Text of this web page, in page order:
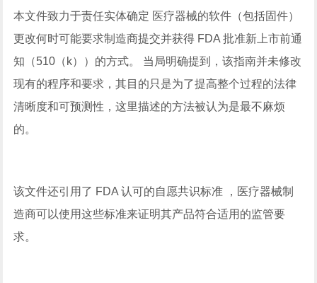
本文件致力于责任实体确定 医疗器械的软件（包括固件）
更改何时可能要求制造商提交并获得 FDA 批准新上市前通
知（510（k））的方式。 当局明确提到，该指南并未修改
现有的程序和要求，其目的只是为了提高整个过程的法律
清晰度和可预测性，这里描述的方法被认为是最不麻烦
的。
该文件还引用了 FDA 认可的自愿共识标准 ，医疗器械制
造商可以使用这些标准来证明其产品符合适用的监管要
求。